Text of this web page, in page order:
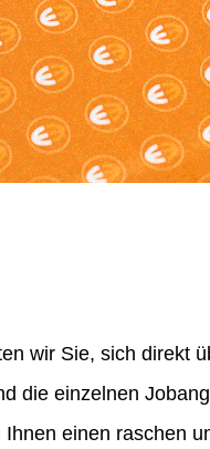
wir Sie, sich direkt
die einzelnen
einen raschen